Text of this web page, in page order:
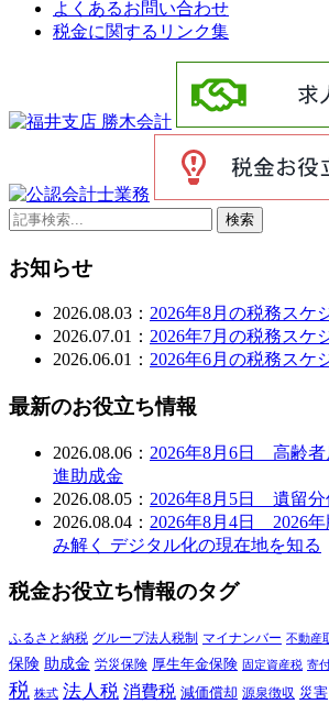
よくあるお問い合わせ
税金に関するリンク集
検索
お知らせ
2026.08.03： 2026年8月の税務スケ
2026.07.01： 2026年7月の税務スケ
2026.06.01： 2026年6月の税務スケ
最新のお役立ち情報
2026.08.06： 2026年8月6日 高齢者
進助成金
2026.08.05： 2026年8月5日 遺留
2026.08.04： 2026年8月4日 2026
み解く デジタル化の現在地を知る
税金お役立ち情報のタグ
ふるさと納税 グループ法人税制 マイナンバー 不動産
保険 助成金 労災保険 厚生年金保険 固定資産税 寄
税 株式 法人税 消費税 減価償却 源泉徴収 災害